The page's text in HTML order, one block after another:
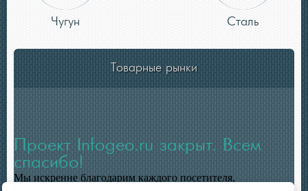
Чугун Сталь
Товарные рынки
Проект Infogeo.ru закрыт. Всем
спасибо!
Мы искренне благодарим каждого посетителя,